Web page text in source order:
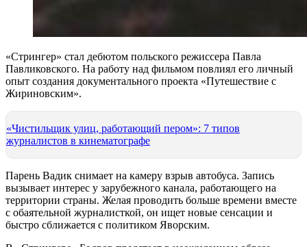
«Стрингер» стал дебютом польского режиссера Павла
Павликовского. На работу над фильмом повлиял его личный
опыт создания документального проекта «Путешествие с
Жириновским».
«Чистильщик улиц, работающий пером»: 7 типов
журналистов в кинематографе
Парень Вадик снимает на камеру взрыв автобуса. Запись
вызывает интерес у зарубежного канала, работающего на
территории страны. Желая проводить больше времени вместе
с обаятельной журналисткой, он ищет новые сенсации и
быстро сближается с политиком Яворским.